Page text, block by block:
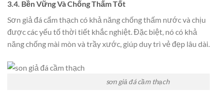
3.4. Bền Vững Và Chống Thấm Tốt
Sơn giả đá cẩm thạch có khả năng chống thấm nước và chịu
được các yếu tố thời tiết khắc nghiệt. Đặc biệt, nó có khả
năng chống mài mòn và trầy xước, giúp duy trì vẻ đẹp lâu dài.
sơn giả đá cầm thạch